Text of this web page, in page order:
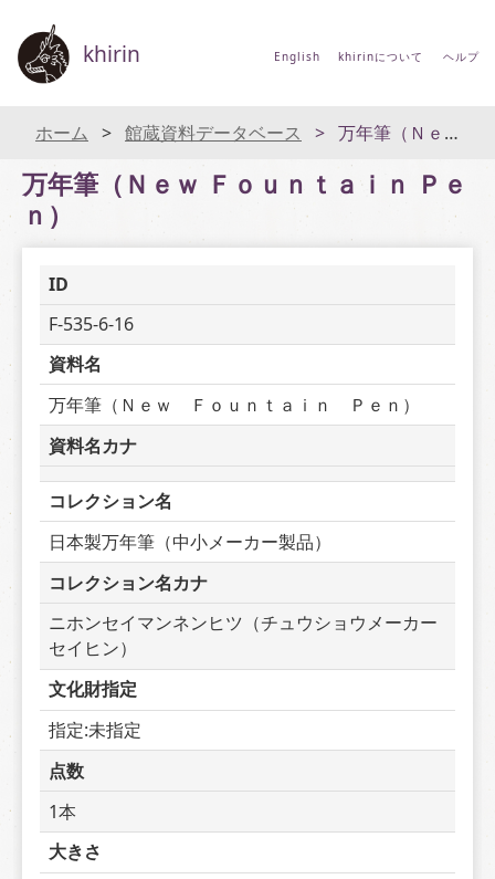
khirin English khirinについて ヘルプ
ホーム 館蔵資料データベース 万年筆（Ｎｅｗ Ｆｏｕｎｔａｉｎ Ｐｅｎ）
万年筆（Ｎｅｗ Ｆｏｕｎｔａｉｎ Ｐｅ
ｎ）
ID
F-535-6-16
資料名
万年筆（Ｎｅｗ　Ｆｏｕｎｔａｉｎ　Ｐｅｎ）
資料名カナ
コレクション名
日本製万年筆（中小メーカー製品）
コレクション名カナ
ニホンセイマンネンヒツ（チュウショウメーカー
セイヒン）
文化財指定
指定:未指定
点数
1本
大きさ